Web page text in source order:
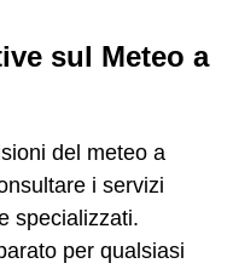
sul Meteo a
del meteo a
i servizi
specializzati.
per qualsiasi